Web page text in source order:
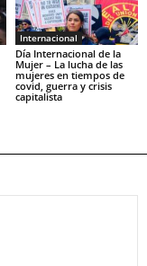
Internacional
Día Internacional de la
Mujer – La lucha de las
mujeres en tiempos de
covid, guerra y crisis
capitalista